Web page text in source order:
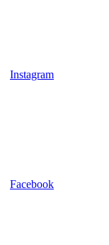
Instagram
Facebook